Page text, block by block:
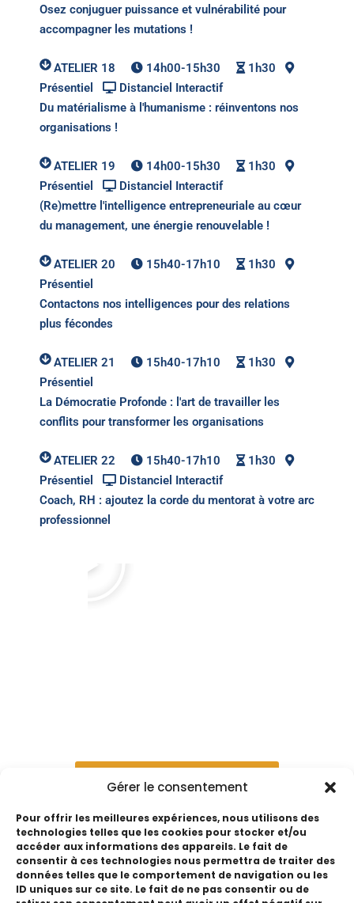
Gérer le consentement
Pour offrir les meilleures expériences, nous utilisons des
technologies telles que les cookies pour stocker et/ou
accéder aux informations des appareils. Le fait de
consentir à ces technologies nous permettra de traiter des
données telles que le comportement de navigation ou les
ID uniques sur ce site. Le fait de ne pas consentir ou de
Osez conjuguer puissance et vulnérabilité pour
accompagner les mutations !
ATELIER 18 14h00-15h30
1h30
Présentiel
Distanciel Interactif
Du matérialisme à l'humanisme : réinventons nos
organisations !
ATELIER 19 14h00-15h30
1h30
Présentiel
Distanciel Interactif
(Re)mettre l'intelligence entrepreneuriale au cœur
du management, une énergie renouvelable !
ATELIER 20 15h40-17h10
1h30
Présentiel
Contactons nos intelligences pour des relations
plus fécondes
ATELIER 21 15h40-17h10
1h30
Présentiel
La Démocratie Profonde : l'art de travailler les
conflits pour transformer les organisations
ATELIER 22 15h40-17h10
1h30
Présentiel
Distanciel Interactif
Coach, RH : ajoutez la corde du mentorat à votre arc
professionnel